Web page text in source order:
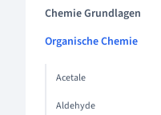
Chemie Grundlagen
Organische Chemie
Acetale
Aldehyde